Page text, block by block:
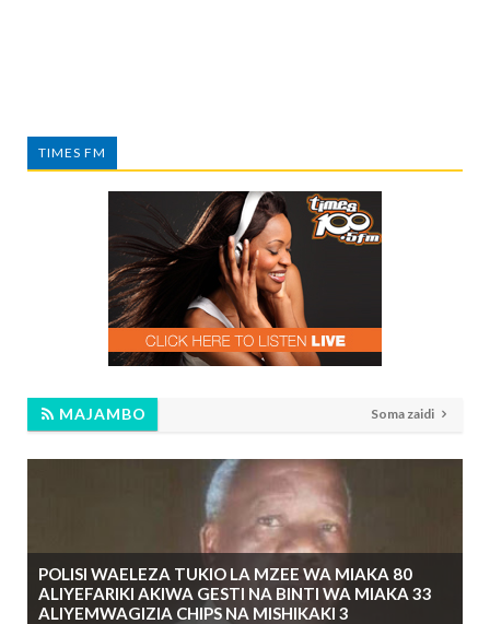
TIMES FM
MAJAMBO Soma zaidi
POLISI WAELEZA TUKIO LA MZEE WA MIAKA 80
ALIYEFARIKI AKIWA GESTI NA BINTI WA MIAKA 33
ALIYEMWAGIZIA CHIPS NA MISHIKAKI 3